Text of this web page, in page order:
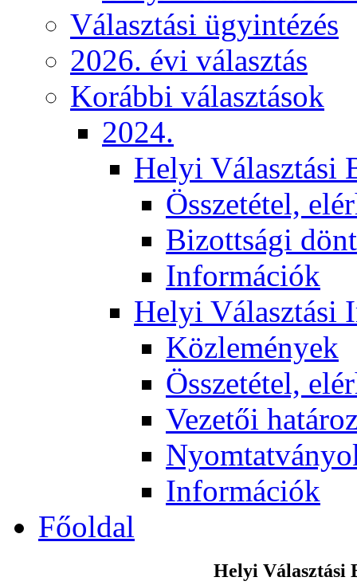
Választási ügyintézés
2026. évi választás
Korábbi választások
2024.
Helyi Választási
Összetétel,
Bizottsági
Információk
Helyi Választási
Közlemények
Összetétel,
Vezetői
Információk
Főoldal
Helyi Választási